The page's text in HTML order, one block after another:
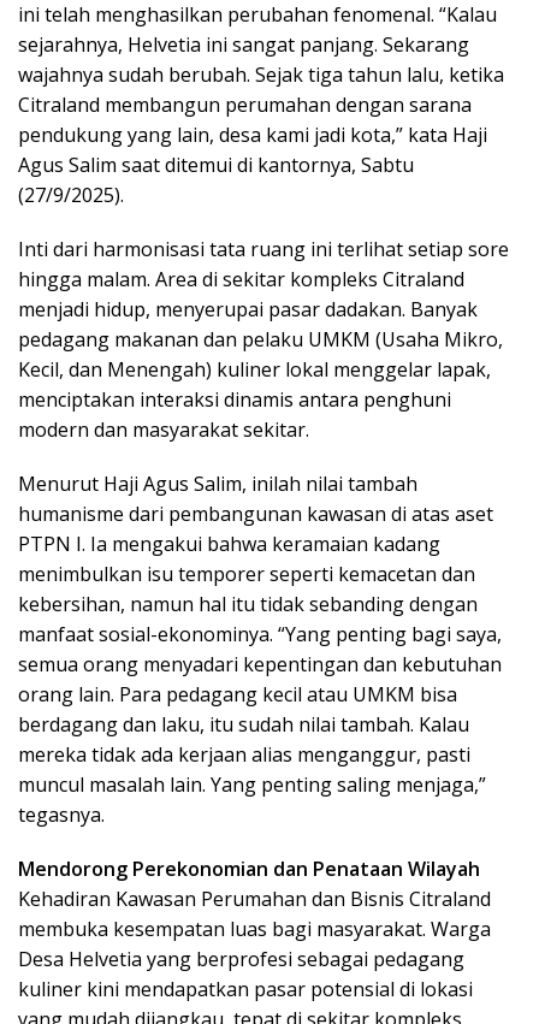
ini telah menghasilkan perubahan fenomenal. “Kalau
sejarahnya, Helvetia ini sangat panjang. Sekarang
wajahnya sudah berubah. Sejak tiga tahun lalu, ketika
Citraland membangun perumahan dengan sarana
pendukung yang lain, desa kami jadi kota,” kata Haji
Agus Salim saat ditemui di kantornya, Sabtu
(27/9/2025).
Inti dari harmonisasi tata ruang ini terlihat setiap sore
hingga malam. Area di sekitar kompleks Citraland
menjadi hidup, menyerupai pasar dadakan. Banyak
pedagang makanan dan pelaku UMKM (Usaha Mikro,
Kecil, dan Menengah) kuliner lokal menggelar lapak,
menciptakan interaksi dinamis antara penghuni
modern dan masyarakat sekitar.
Menurut Haji Agus Salim, inilah nilai tambah
humanisme dari pembangunan kawasan di atas aset
PTPN I. Ia mengakui bahwa keramaian kadang
menimbulkan isu temporer seperti kemacetan dan
kebersihan, namun hal itu tidak sebanding dengan
manfaat sosial-ekonominya. “Yang penting bagi saya,
semua orang menyadari kepentingan dan kebutuhan
orang lain. Para pedagang kecil atau UMKM bisa
berdagang dan laku, itu sudah nilai tambah. Kalau
mereka tidak ada kerjaan alias menganggur, pasti
muncul masalah lain. Yang penting saling menjaga,”
tegasnya.
Mendorong Perekonomian dan Penataan Wilayah
Kehadiran Kawasan Perumahan dan Bisnis Citraland
membuka kesempatan luas bagi masyarakat. Warga
Desa Helvetia yang berprofesi sebagai pedagang
kuliner kini mendapatkan pasar potensial di lokasi